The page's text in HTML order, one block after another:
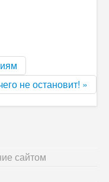
не остановит! »
сайтом